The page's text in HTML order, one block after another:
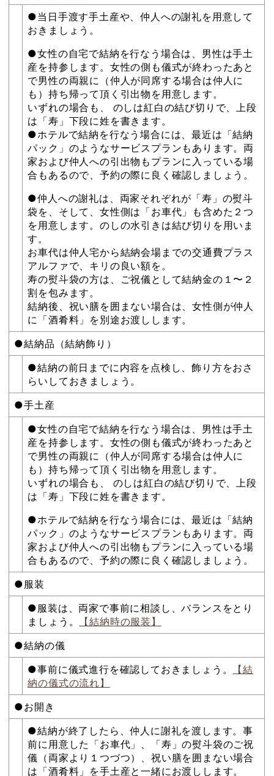
●当日手渡す手土産や、仲人への謝礼を用意して
おきましょう。
●女性の自宅で結納を行なう場合は、男性は手土
産を持参します。女性の側も儀式が終わったあと
で男性の両親に（仲人が同席する場合は仲人に
も）持ち帰って頂く引出物を用意します。
いずれの場合も、 のしは紅白の結び切りで、上段
は「寿」下段に姓を書きます。
●ホテルで結納を行なう場合には、最近は「結納
パック」のようなサービスプランもあります。両
家および仲人への引出物もプランに入っている場
合もあるので、予約の際に良く確認しましょう。
●仲人への謝礼は、両家それぞれが「寿」の熨斗
袋を、そして、女性側は「お車代」も含めた２つ
を用意します。のしの水引きは結び切りを用いま
す。
お車代は仲人宅から結納会場までの交通費プラス
アルファで、キリの良い額を。
寿の熨斗袋の方は、ご祝儀として結納金の１〜２
割を包みます。
結納後、祝い膳を囲まない場合は、女性側が仲人
に「酒肴料」を別途お渡しします。
●結納品（結納飾り）
●結納の前日までに内容を点検し、飾り方をおさ
らいしておきましょう。
●手土産
●女性の自宅で結納を行なう場合は、男性は手土
産を持参します。女性の側も儀式が終わったあと
で男性の両親に（仲人が同席する場合は仲人に
も）持ち帰って頂く引出物を用意します。
いずれの場合も、 のしは紅白の結び切りで、上段
は「寿」下段に姓を書きます。
●ホテルで結納を行なう場合には、最近は「結納
パック」のようなサービスプランもあります。両
家および仲人への引出物もプランに入っている場
合もあるので、予約の際に良く確認しましょう。
●服装
●服装は、両家で事前に相談し、バランスをとり
ましょう。
【結納時の服装】
●結納の儀
●事前に儀式進行を確認しておきましょう。
【結
納の儀式の流れ】
●お開き
●結納が終了したら、仲人に謝礼を渡します。事
前に用意した「お車代」、「寿」の熨斗袋のご祝
儀（両家より１つづつ）、祝い膳を囲まない場合
は「酒肴料」を手土産と一緒にお渡しします。